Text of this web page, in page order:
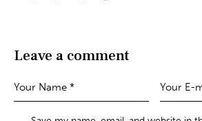
Leave a comment